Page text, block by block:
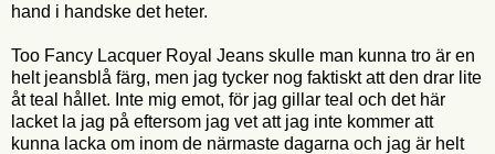
hand i handske det heter.
Too Fancy Lacquer Royal Jeans skulle man kunna tro är en
helt jeansblå färg, men jag tycker nog faktiskt att den drar lite
åt teal hållet. Inte mig emot, för jag gillar teal och det här
lacket la jag på eftersom jag vet att jag inte kommer att
kunna lacka om inom de närmaste dagarna och jag är helt